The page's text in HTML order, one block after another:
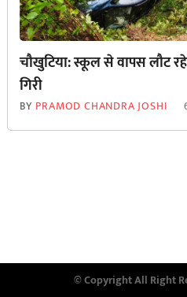
चौखुटिया: स्कूल से वापस लौट
गिरी
BY PRAMOD CHANDRA JOSHI
© Copyright All Right